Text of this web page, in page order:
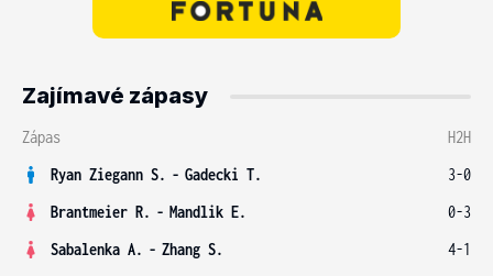
Zajímavé zápasy
Zápas
H2H
Ryan Ziegann S. - Gadecki T.
3-0
Brantmeier R. - Mandlik E.
0-3
Sabalenka A. - Zhang S.
4-1